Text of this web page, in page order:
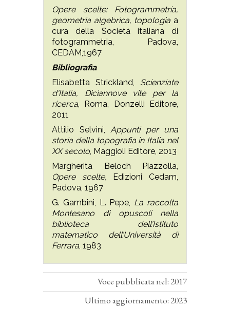
Opere scelte: Fotogrammetria,
geometria algebrica, topologia a
cura della Società italiana di
fotogrammetria, Padova,
CEDAM,1967
Bibliografia
Elisabetta Strickland, Scienziate
d'Italia, Diciannove vite per la
ricerca , Roma, Donzelli Editore,
2011
Attilio Selvini, Appunti per una
storia della topografia in Italia nel
XX secolo , Maggioli Editore, 2013
Margherita Beloch Piazzolla,
Opere scelte, Edizioni Cedam,
Padova, 1967
G. Gambini, L. Pepe, La raccolta
Montesano di opuscoli nella
biblioteca dell’Istituto
matematico dell’Università di
Ferrara , 1983
Voce pubblicata nel: 2017
Ultimo aggiornamento: 2023